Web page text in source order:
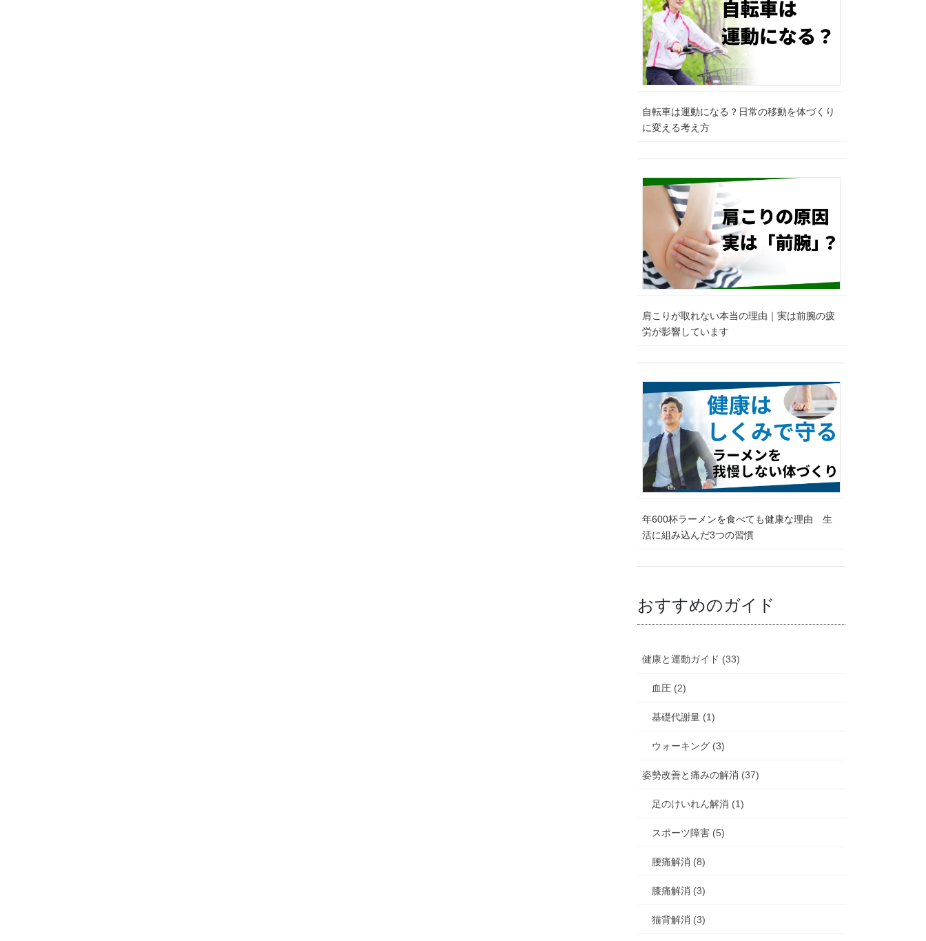
自転車は運動になる？日常の移動を体づくり
に変える考え方
肩こりが取れない本当の理由｜実は前腕の疲
労が影響しています
年600杯ラーメンを食べても健康な理由 生
活に組み込んだ3つの習慣
おすすめのガイド
健康と運動ガイド (33)
血圧 (2)
基礎代謝量 (1)
ウォーキング (3)
姿勢改善と痛みの解消 (37)
足のけいれん解消 (1)
スポーツ障害 (5)
腰痛解消 (8)
膝痛解消 (3)
猫背解消 (3)